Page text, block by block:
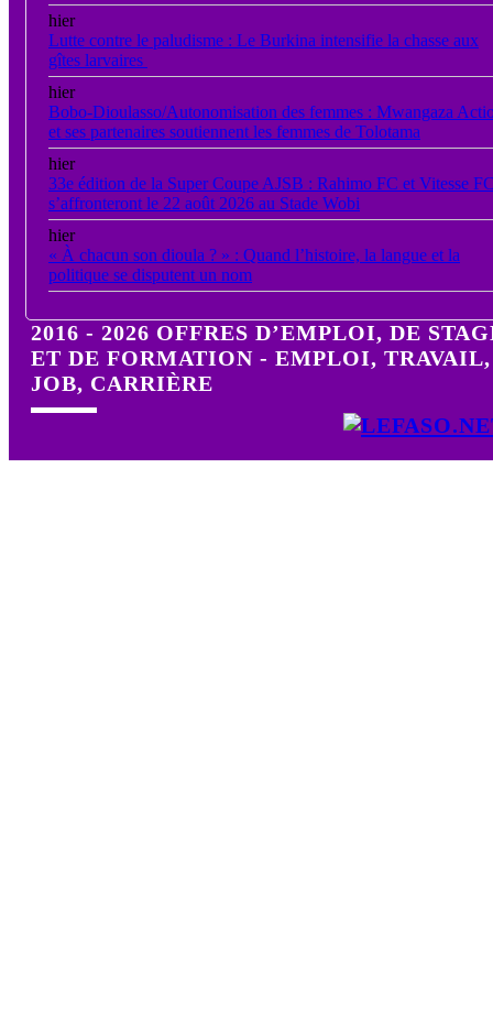
hier
Lutte contre le paludisme : Le Burkina intensifie la chasse aux
gîtes larvaires ‎
hier
Bobo-Dioulasso/Autonomisation des femmes : Mwangaza
et ses partenaires soutiennent les femmes de Tolotama
hier
33e édition de la Super Coupe AJSB : Rahimo FC et Vitesse
s’affronteront le 22 août 2026 au Stade Wobi
hier
« À chacun son dioula ? » : Quand l’histoire, la langue et la
politique se disputent un nom
2016 - 2026 OFFRES D’EMPLOI, DE
ET DE FORMATION - EMPLOI, TRAVAIL,
JOB, CARRIÈRE